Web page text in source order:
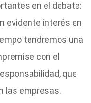
en el debate:
evidente interés en
tendremos una
con el
que
las empresas.